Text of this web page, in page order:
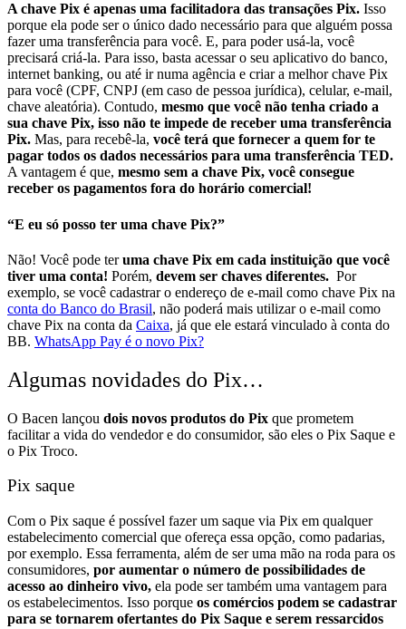
A chave Pix é apenas uma facilitadora das transações Pix. Isso
porque ela pode ser o único dado necessário para que alguém possa
fazer uma transferência para você. E, para poder usá-la, você
precisará criá-la. Para isso, basta acessar o seu aplicativo do banco,
internet banking, ou até ir numa agência e criar a melhor chave Pix
para você (CPF, CNPJ (em caso de pessoa jurídica), celular, e-mail,
chave aleatória). Contudo, mesmo que você não tenha criado a
sua chave Pix, isso não te impede de receber uma transferência
Pix. Mas, para recebê-la, você terá que fornecer a quem for te
pagar todos os dados necessários para uma transferência TED.
A vantagem é que, mesmo sem a chave Pix, você consegue
receber os pagamentos fora do horário comercial!
“E eu só posso ter uma chave Pix?”
Não! Você pode teruma chave Pix em cada instituição que você
tiver uma conta! Porém, devem ser chaves diferentes. Por
exemplo, se você cadastrar o endereço de e-mail como chave Pix na
conta do Banco do Brasil, não poderá mais utilizar o e-mail como
chave Pix na conta da Caixa, já que ele estará vinculado à conta do
BB. WhatsApp Pay é o novo Pix?
Algumas novidades do Pix…
O Bacen lançou dois novos produtos do Pix que prometem
facilitar a vida do vendedor e do consumidor, são eles o Pix Saque e
o Pix Troco.
Pix saque
Com o Pix saque é possível fazer um saque via Pix em qualquer
estabelecimento comercial que ofereça essa opção, como padarias,
por exemplo. Essa ferramenta, além de ser uma mão na roda para os
consumidores, por aumentar o número de possibilidades de
acesso ao dinheiro vivo, ela pode ser também uma vantagem para
os estabelecimentos. Isso porque os comércios podem se cadastrar
para se tornarem ofertantes do Pix Saque e serem ressarcidos